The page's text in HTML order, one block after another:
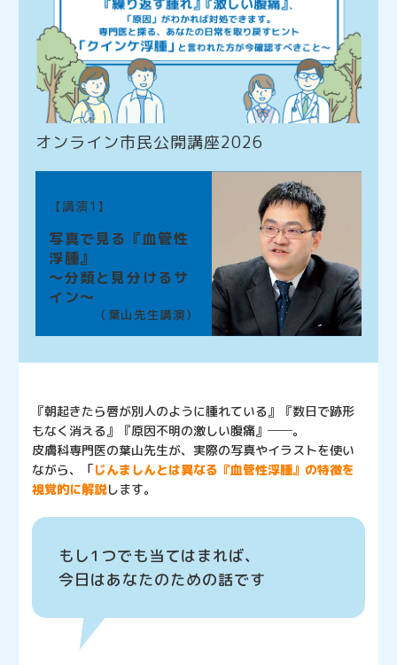
オンライン市民公開講座2026
【講演1】
写真で見る『血管性
浮腫』
～分類と見分けるサ
イン～
（葉山先生講演）
『朝起きたら唇が別人のように腫れている』『数日で跡形
もなく消える』『原因不明の激しい腹痛』──。
皮膚科専門医の葉山先生が、実際の写真やイラストを使い
ながら、「じんましんとは異なる『血管性浮腫』の特徴を
視覚的に解説します。
もし1つでも当てはまれば、
今日はあなたのための話です